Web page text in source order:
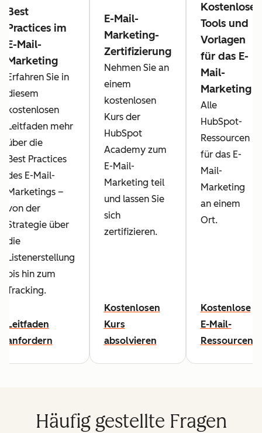
Best
Practices im
E-Mail-
Marketing
Erfahren Sie in
diesem
kostenlosen
Leitfaden mehr
über die
Best Practices
des E-Mail-
Marketings –
von der
Strategie über
die
Listenerstellung
bis hin zum
Tracking.
Leitfaden
anfordern
E-Mail-
Marketing-
Zertifizierung
Nehmen Sie an
einem
kostenlosen
Kurs der
HubSpot
Academy zum
E-Mail-
Marketing teil
und lassen Sie
sich
zertifizieren.
Kostenlosen
Kurs
absolvieren
Kostenlose
Tools und
Vorlagen
für das E-
Mail-
Marketing
Alle
HubSpot-
Ressourcen
für das E-
Mail-
Marketing
an einem
Ort.
Kostenlose
E-Mail-
Ressourcen
Häufig gestellte Fragen